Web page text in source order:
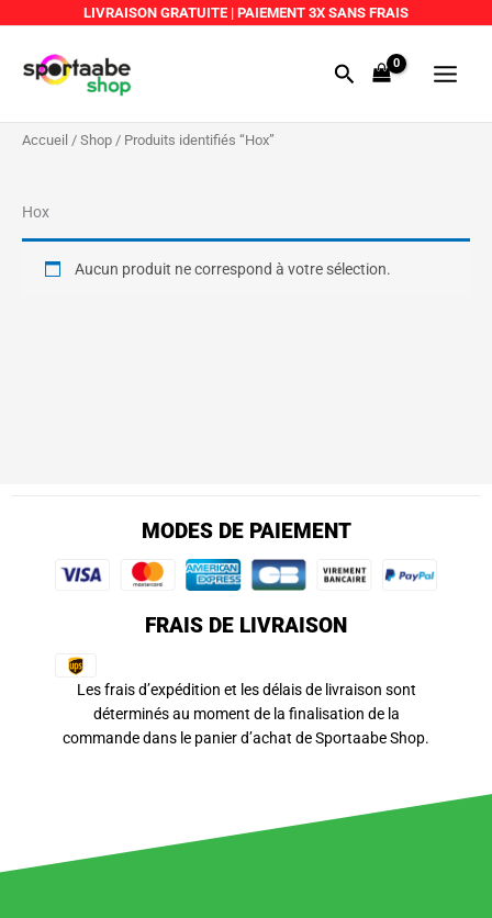
contenu
LIVRAISON GRATUITE | PAIEMENT 3X SANS FRAIS
RechercherMenu
Accueil / Shop / Produits identifiés “Hox”
Hox
Aucun produit ne correspond à votre sélection.
MODES DE PAIEMENT
FRAIS DE LIVRAISON
Les frais d’expédition et les délais de livraison sont
déterminés au moment de la finalisation de la
commande dans le panier d’achat de Sportaabe Shop.